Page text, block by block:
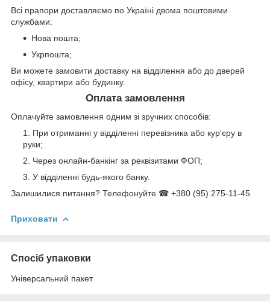
Всі прапори доставляємо по Україні двома поштовими
службами:
Нова пошта;
Укрпошта;
Ви можете замовити доставку на відділення або до дверей
офісу, квартири або будинку.
Оплата замовлення
Оплачуйте замовлення одним зі зручних способів:
При отриманні у відділенні перевізника або кур'єру в
руки;
Через онлайн-банкінг за реквізитами ФОП;
У відділенні будь-якого банку.
Залишилися питання? Телефонуйте ☎ +380 (95) 275-11-45
Приховати
Спосіб упаковки
Універсальний пакет